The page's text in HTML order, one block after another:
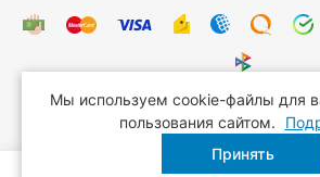
Мы используем cookie-файлы для
пользования сайтом.
Принять